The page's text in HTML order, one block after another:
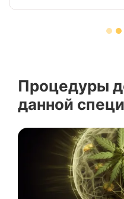
Процедуры
данной